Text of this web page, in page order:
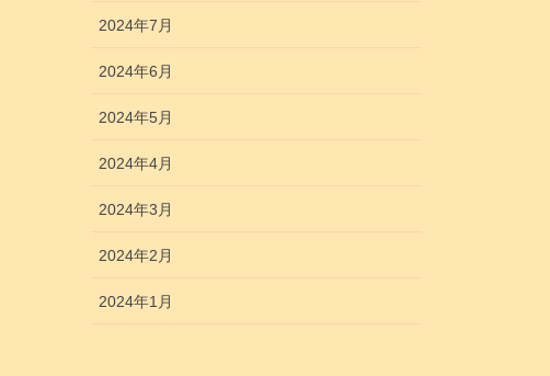
2024年7月
2024年6月
2024年5月
2024年4月
2024年3月
2024年2月
2024年1月